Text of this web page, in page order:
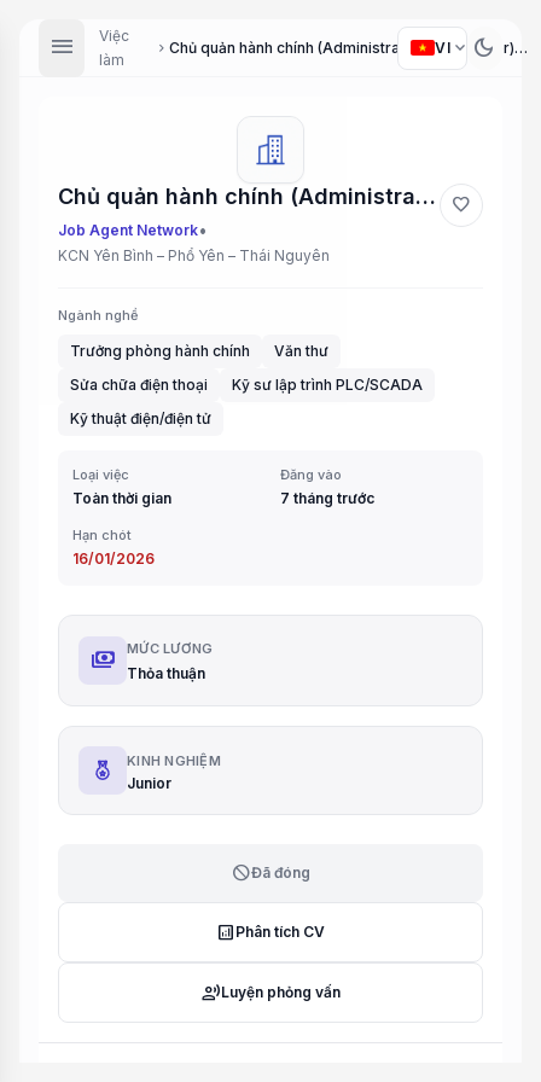
menu
Việc
làm
chevron_right Chủ quản hành chính (Administrative Supervisor), Văn thư – Văn phòng tổng (Clerk - General Office), Kỹ thuật AOI (AOI Technician), Kỹ thuật FUJI (FUJI Technician), Lập trình YAMAHA (YAMAHA Programmer), Sửa hàng bản mạch (PCB Repairer), Kỹ thuật PE (PE ...
VI expand_more dark_mode
Chủ quản hành chính (Administrative Supervisor), Văn thư – Văn phòng tổng (Clerk - General Office), Kỹ thuật AOI (AOI Technician), Kỹ thuật FUJI (FUJI Technician), Lập trình YAMAHA (YAMAHA Programmer), Sửa hàng bản mạch (PCB Repairer), Kỹ thuật PE (PE ...
Job Agent Network•
KCN Yên Bình – Phổ Yên – Thái Nguyên
favorite
Ngành nghề
Trưởng phòng hành chính
Văn thư
Sửa chữa điện thoại
Kỹ sư lập trình PLC/SCADA
Kỹ thuật điện/điện tử
Loại việc
Toàn thời gian
Đăng vào
7 tháng trước
Hạn chót
16/01/2026
payments MỨC LƯƠNG
Thỏa thuận
KINH NGHIỆM
Junior
blockĐã đóng
analytics Phân tích CV
record_voice_overLuyện phỏng vấn